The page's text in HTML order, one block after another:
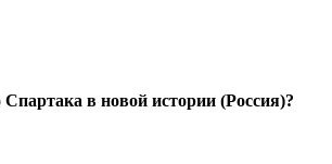
в новой истории (Россия)?